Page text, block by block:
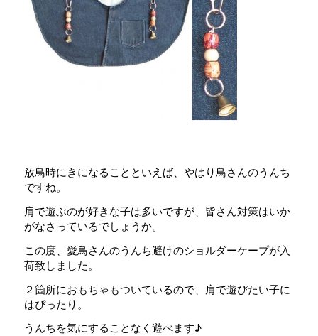
放鳥時にきになることといえば、やはり鳥さんのうんち
ですね。
肩で遊ぶのが好きな子は多いですが、皆さん対策はいか
がなさっているでしょうか。
この度、愛鳥さんのうんち避けのショルダーケープが入
荷致しました。
２箇所におもちゃもついているので、肩で遊びたい子に
はぴったり。
うんちを気にすることなく遊べます♪